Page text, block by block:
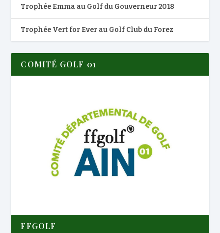
Trophée Emma au Golf du Gouverneur 2018
Trophée Vert for Ever au Golf Club du Forez
COMITÉ GOLF 01
FFGOLF